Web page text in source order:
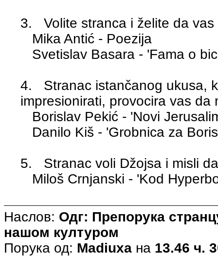
3. Volite stranca i želite da vas
Mika Antić - Poezija
Svetislav Basara - 'Fama o
4. Stranac istančanog ukusa,
impresionirati, provocira vas da
Borislav Pekić - 'Novi
Danilo Kiš - 'Grobnica za
5. Stranac voli Džojsa i misli
Miloš Crnjanski - 'Kod
Наслов: Одг: Препорука
нашом културом
Порука од: Madiuxa на 13.46 ч.